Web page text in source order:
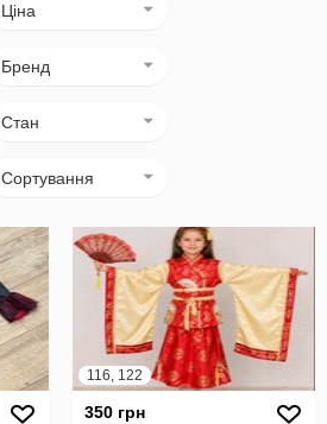
Ціна
Бренд
Cтан
Сортування
116, 122
350 грн